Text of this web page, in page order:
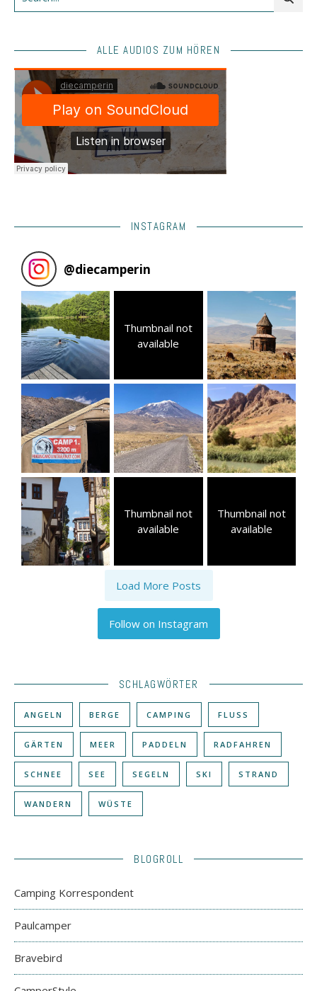
ALLE AUDIOS ZUM HÖREN
INSTAGRAM
@diecamperin
Thumbnail not
available
Thumbnail not
available
Thumbnail not
available
Load More Posts
Follow on Instagram
SCHLAGWÖRTER
ANGELN BERGE CAMPING FLUSS
GÄRTEN MEER PADDELN RADFAHREN
SCHNEE SEE SEGELN SKI STRAND
WANDERN WÜSTE
BLOGROLL
Camping Korrespondent
Paulcamper
Bravebird